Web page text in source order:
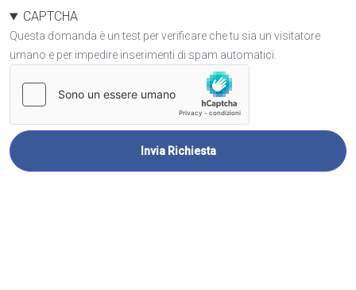
CAPTCHA
Questa domanda è un test per verificare che tu sia un visitatore
umano e per impedire inserimenti di spam automatici.
Invia Richiesta